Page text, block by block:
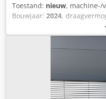
Toestand: nieuw, machine-/
Bouwjaar: 2024,
,
elektrisch, masttype:
batterijspanning:
002740 Accuspecificaties: